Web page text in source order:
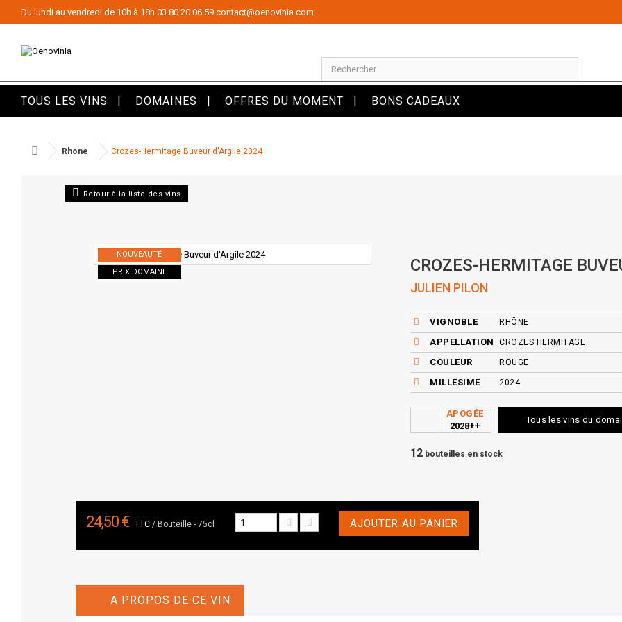
Du lundi au vendredi de 10h à 18h 03 80 20 06 59 contact@oenovinia.com
TOUS LES VINS DOMAINES OFFRES DU MOMENT BONS CADEAUX
Rhone Crozes-Hermitage Buveur d'Argile 2024
Retour à la liste des vins
NOUVEAUTÉ
PRIX DOMAINE
CROZES-HERMITAGE
JULIEN PILON
VIGNOBLE RHÔNE
APPELLATION CROZES HERMITAGE
COULEUR ROUGE
MILLÉSIME 2024
APOGÉE
2028++
Tous les vins du
12 bouteilles en stock
24,50 € TTC / Bouteille - 75cl AJOUTER AU PANIER
A PROPOS DE CE VIN
Panneau de gestion des cookies